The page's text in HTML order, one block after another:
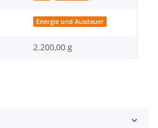
Energie und Ausdauer
2.200,00 g